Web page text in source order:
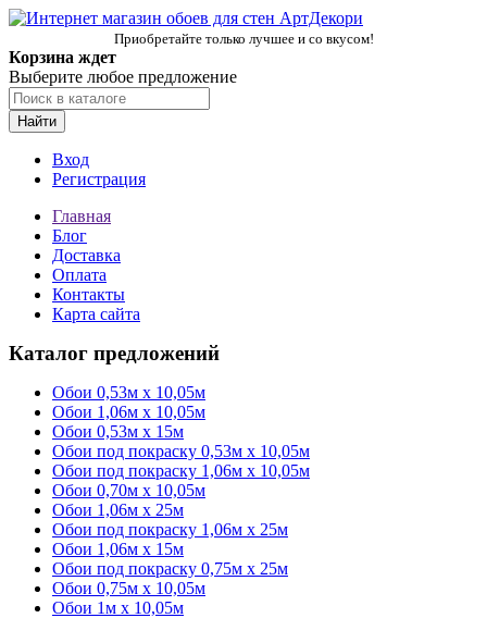
Приобретайте только лучшее и со вкусом!
Корзина ждет
Выберите любое предложение
Найти
Вход
Регистрация
Главная
Блог
Доставка
Оплата
Контакты
Карта сайта
Каталог предложений
Обои 0,53м x 10,05м
Обои 1,06м х 10,05м
Обои 0,53м x 15м
Обои под покраску 0,53м x 10,05м
Обои под покраску 1,06м х 10,05м
Обои 0,70м x 10,05м
Обои 1,06м x 25м
Обои под покраску 1,06м x 25м
Обои 1,06м x 15м
Обои под покраску 0,75м x 25м
Обои 0,75м x 10,05м
Обои 1м х 10,05м